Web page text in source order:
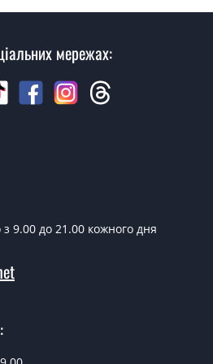
викликати замірника?
коштує 500 грн.
ТМ Фаворит?
дверей ТМ Фаворит
у всі дні крім неділі.
встановлення дверей
08?
дверей Techno-08 - от 1800
викликати
мережах:
9.00 до 21.00 кожного дня